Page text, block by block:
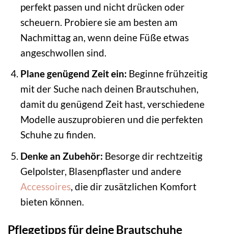
perfekt passen und nicht drücken oder
scheuern. Probiere sie am besten am
Nachmittag an, wenn deine Füße etwas
angeschwollen sind.
Plane genügend Zeit ein: Beginne frühzeitig
mit der Suche nach deinen Brautschuhen,
damit du genügend Zeit hast, verschiedene
Modelle auszuprobieren und die perfekten
Schuhe zu finden.
Denke an Zubehör: Besorge dir rechtzeitig
Gelpolster, Blasenpflaster und andere
Accessoires, die dir zusätzlichen Komfort
bieten können.
Pflegetipps für deine Brautschuhe